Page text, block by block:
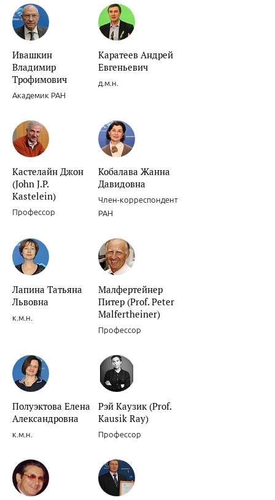
Ивашкин
Владимир
Трофимович
Академик РАН
Каратеев Андрей
Евгеньевич
д.м.н.
Кастелайн Джон
(John J.P.
Kastelein)
Профессор
Кобалава Жанна
Давидовна
Член-корреспондент
РАН
Лапина Татьяна
Львовна
к.м.н.
Малфертейнер
Питер (Prof. Peter
Malfertheiner)
Профессор
Полуэктова Елена
Александровна
к.м.н.
Рэй Каузик (Prof.
Kausik Ray)
Профессор